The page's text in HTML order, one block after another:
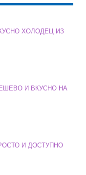
ХОЛОДЕЦ ИЗ
И ВКУСНО НА
И ДОСТУПНО